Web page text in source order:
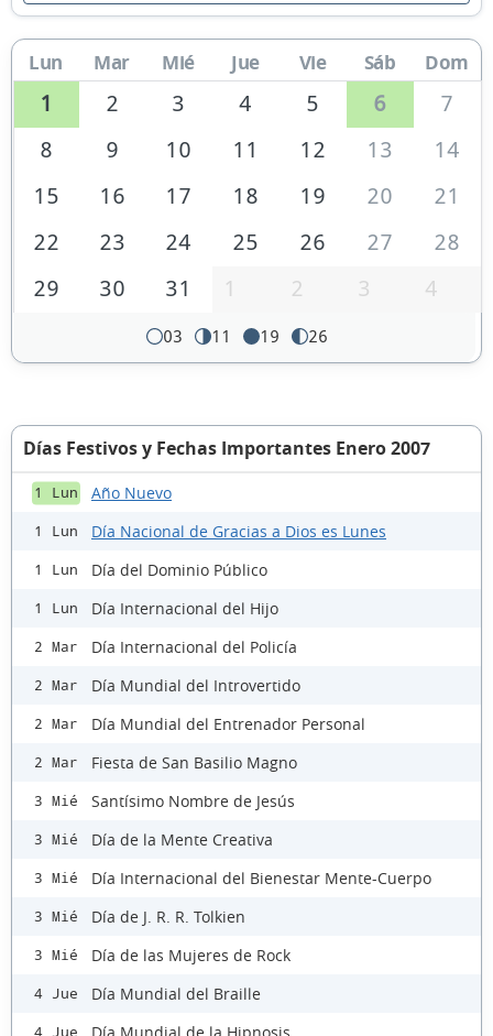
Lun Mar Mié Jue Vie Sáb Dom
1 2 3 4 5 6
7
8
9 10 11 12 13
14
15
16 17 18 19 20
21
22
23 24 25 26 27
28
29
30 31 1 2 3 4
03 11 19 26
Días Festivos y Fechas Importantes Enero 2007
1 Lun Año Nuevo
1 Lun Día Nacional de Gracias a Dios es Lunes
1 Lun Día del Dominio Público
1 Lun Día Internacional del Hijo
2 Mar Día Internacional del Policía
2 Mar Día Mundial del Introvertido
2 Mar Día Mundial del Entrenador Personal
2 Mar Fiesta de San Basilio Magno
3 Mié Santísimo Nombre de Jesús
3 Mié Día de la Mente Creativa
3 Mié Día Internacional del Bienestar Mente-Cuerpo
3 Mié Día de J. R. R. Tolkien
3 Mié Día de las Mujeres de Rock
4 Jue Día Mundial del Braille
4 Jue